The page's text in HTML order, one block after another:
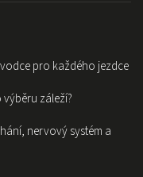
pro každého jezdce
záleží?
nervový systém a